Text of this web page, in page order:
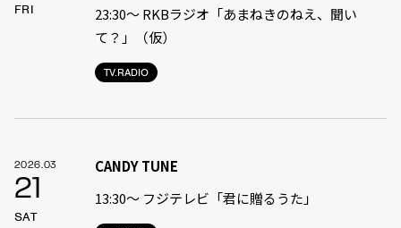
FRI
TV.RADIO
23:30〜 RKBラジオ「あまねきのねえ、聞い
て？」（仮）
2026.03
21
SAT
CANDY TUNE
13:30〜 フジテレビ「君に贈るうた」